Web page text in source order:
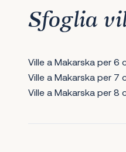
Sfoglia
Ville a Makarska per 6
Ville a Makarska per 7
Ville a Makarska per 8